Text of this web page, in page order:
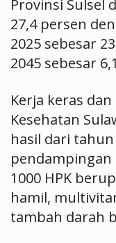
Provinsi Sulsel
27,4 persen
2025 sebesar
2045 sebesar
Kerja keras
Kesehatan
hasil dari
pendampingan
1000 HPK
hamil,
tambah darah